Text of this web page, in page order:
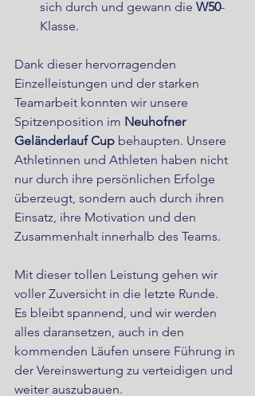
sich durch und gewann die W50-
Klasse.
Dank dieser hervorragenden
Einzelleistungen und der starken
Teamarbeit konnten wir unsere
Spitzenposition im Neuhofner
Geländerlauf Cup behaupten. Unsere
Athletinnen und Athleten haben nicht
nur durch ihre persönlichen Erfolge
überzeugt, sondern auch durch ihren
Einsatz, ihre Motivation und den
Zusammenhalt innerhalb des Teams.
Mit dieser tollen Leistung gehen wir
voller Zuversicht in die letzte Runde.
Es bleibt spannend, und wir werden
alles daransetzen, auch in den
kommenden Läufen unsere Führung in
der Vereinswertung zu verteidigen und
weiter auszubauen.